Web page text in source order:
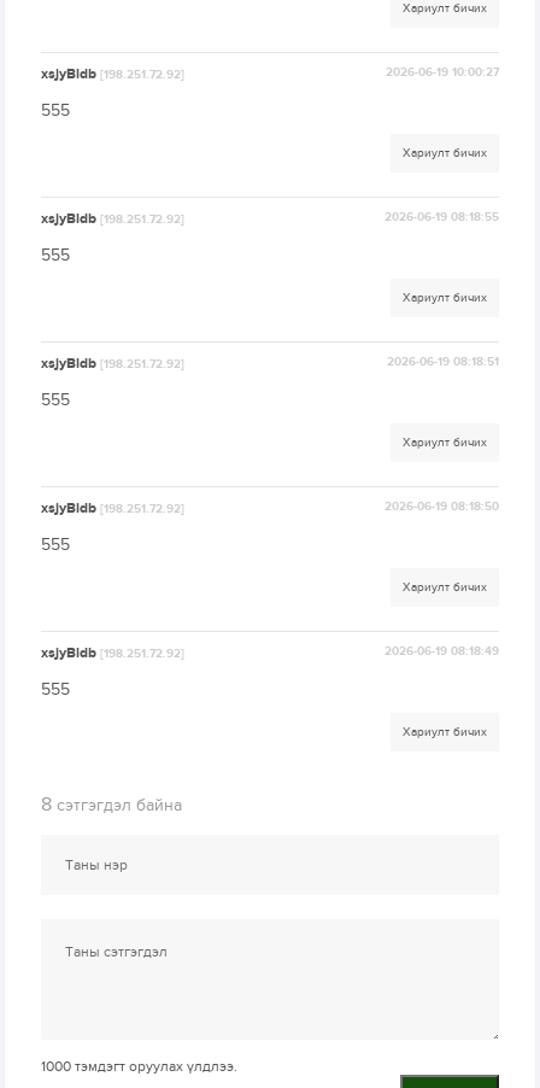
Хариулт бичих
xsjyBldb[198.251.72.92] 2026-06-19 10:00:27
555
Хариулт бичих
xsjyBldb[198.251.72.92] 2026-06-19 08:18:55
555
Хариулт бичих
xsjyBldb[198.251.72.92] 2026-06-19 08:18:51
555
Хариулт бичих
xsjyBldb[198.251.72.92] 2026-06-19 08:18:50
555
Хариулт бичих
xsjyBldb[198.251.72.92] 2026-06-19 08:18:49
555
Хариулт бичих
8 сэтгэгдэл байна
1000 тэмдэгт оруулах үлдлээ.